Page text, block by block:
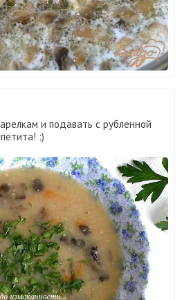
и подавать с рубленной
:)